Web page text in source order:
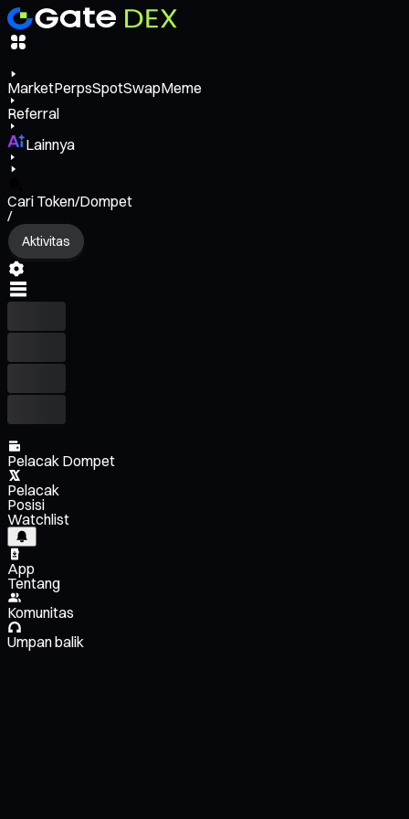
MarketPerpsSpotSwapMeme
Referral
Lainnya
Cari Token/Dompet
/
Aktivitas
Pelacak Dompet
Pelacak
Posisi
Watchlist
App
Tentang
Komunitas
Umpan balik